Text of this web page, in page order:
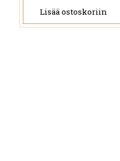
Lisää ostoskoriin